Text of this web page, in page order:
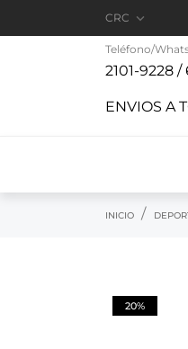
CRC 
Teléfono/
2101-9228
ENVIOS A
INICIO
20%